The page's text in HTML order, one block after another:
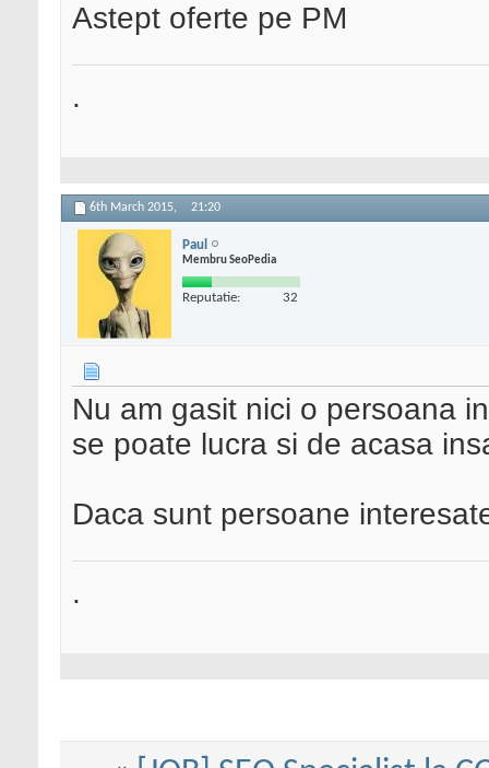
Astept oferte pe PM
.
6th March 2015, 21:20
Paul
Membru SeoPedia
Reputatie: 32
Nu am gasit nici o persoana
se poate lucra si de acasa
Daca sunt persoane
.